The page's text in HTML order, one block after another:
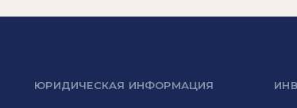
ЮРИДИЧЕСКАЯ ИНФОРМАЦИЯ